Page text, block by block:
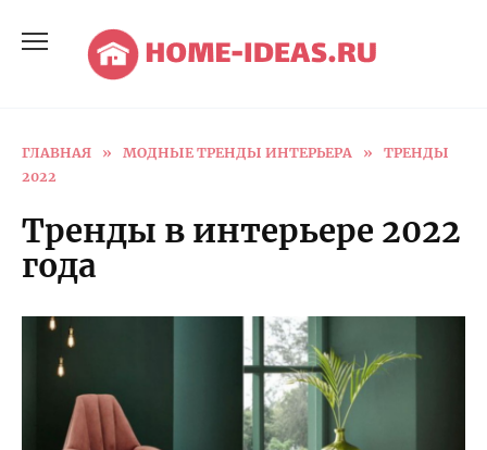
содержанию
ГЛАВНАЯ » МОДНЫЕ ТРЕНДЫ ИНТЕРЬЕРА »
ТРЕНДЫ
2022
Тренды в интерьере 2022
года